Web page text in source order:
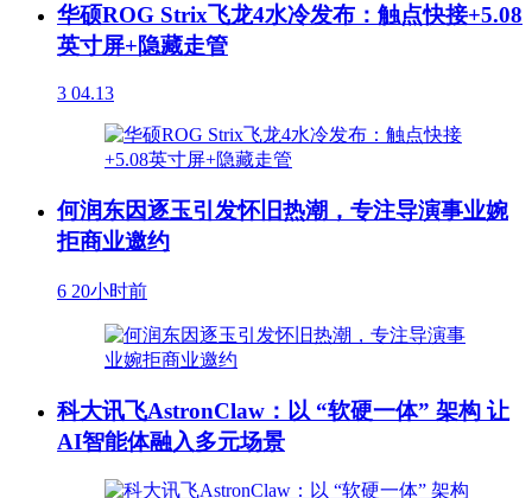
华硕ROG Strix飞龙4水冷发布：触点快接+5.08
英寸屏+隐藏走管
3 04.13
何润东因逐玉引发怀旧热潮，专注导演事业婉
拒商业邀约
6 20小时前
科大讯飞AstronClaw：以 “软硬一体” 架构 让
AI智能体融入多元场景